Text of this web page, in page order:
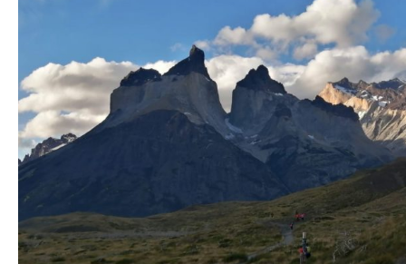
GALERIA DE FOTOS
APP MÓVIL